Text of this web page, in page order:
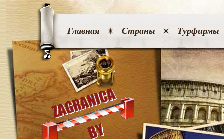
Главная Страны Турфирмы